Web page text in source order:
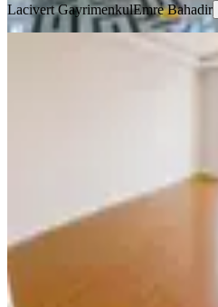
Lacivert GayrimenkulEmre Bahadir
Adapark
Manzaralı